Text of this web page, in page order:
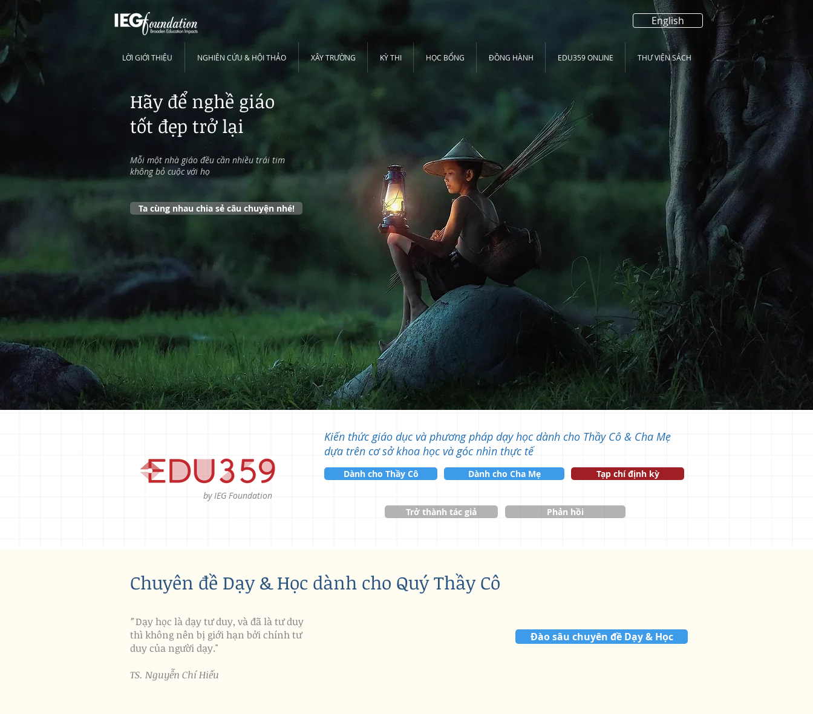
​Hãy để nghề giáo
tốt đẹp trở lại
Mỗi một nhà giáo đều cần nhiều trái tim
không bỏ cuộc với họ
Ta cùng nhau chia sẻ câu chuyện nhé!
by IEG Foundation
Kiến thức giáo dục và phương pháp dạy học dành cho Thầy Cô & Cha Mẹ
dựa trên cơ sở khoa học và góc nhìn thực tế
Dành cho Thầy Cô Dành cho Cha Mẹ Tạp chí định kỳ
Trở thành tác giả Phản hồi
​Chuyên đề Dạy & Học dành cho Quý Thầy Cô
"Dạy học là dạy tư duy, và đã là tư duy
thì không nên bị giới hạn bởi chính tư
duy của người dạy."
​TS. Nguyễn Chí Hiếu
Đào sâu chuyên đề Dạy & Học
LỜI GIỚI THIỆU NGHIÊN CỨU & HỘI THẢO XÂY TRƯỜNG KỲ THI HỌC BỔNG ĐỒNG HÀNH EDU359 ONLINE THƯ VIỆN SÁCH
English